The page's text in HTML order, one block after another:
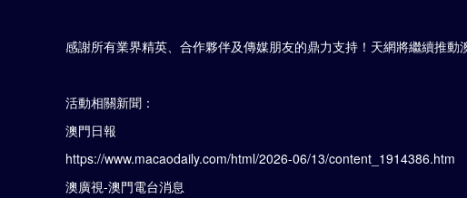
感謝所有業界精英、合作夥伴及傳媒朋友的鼎力支持！天網將繼續推
活動相關新聞：
澳門日報
https://www.macaodaily.com/html/2026-06/13/content_1914386.htm
澳廣視-澳門電台消息